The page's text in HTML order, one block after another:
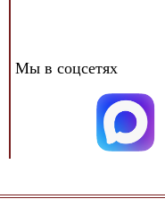
Мы в соцсетях